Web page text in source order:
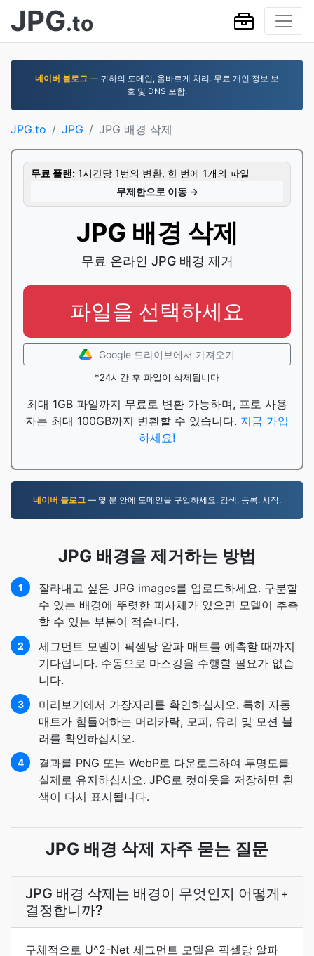
JPG.to
네이버 블로그 — 귀하의 도메인, 올바르게 처리. 무료 개인 정보 보
호 및 DNS 포함.
JPG.to JPG JPG 배경 삭제
무료 플랜: 1시간당 1번의 변환, 한 번에 1개의 파일
무제한으로 이동 →
JPG 배경 삭제
무료 온라인 JPG 배경 제거
파일을 선택하세요
Google 드라이브에서 가져오기
*24시간 후 파일이 삭제됩니다
최대 1GB 파일까지 무료로 변환 가능하며, 프로 사용
자는 최대 100GB까지 변환할 수 있습니다. 지금 가입
하세요!
네이버 블로그 — 몇 분 안에 도메인을 구입하세요. 검색, 등록, 시작.
JPG 배경을 제거하는 방법
1
잘라내고 싶은 JPG images를 업로드하세요. 구분할
수 있는 배경에 뚜렷한 피사체가 있으면 모델이 추측
할 수 있는 부분이 적습니다.
2
세그먼트 모델이 픽셀당 알파 매트를 예측할 때까지
기다립니다. 수동으로 마스킹을 수행할 필요가 없습
니다.
3
미리보기에서 가장자리를 확인하십시오. 특히 자동
매트가 힘들어하는 머리카락, 모피, 유리 및 모션 블
러를 확인하십시오.
4
결과를 PNG 또는 WebP로 다운로드하여 투명도를
실제로 유지하십시오. JPG로 컷아웃을 저장하면 흰
색이 다시 표시됩니다.
JPG 배경 삭제 자주 묻는 질문
JPG 배경 삭제는 배경이 무엇인지 어떻게
결정합니까?
+
구체적으로 U^2-Net 세그먼트 모델은 픽셀당 알파